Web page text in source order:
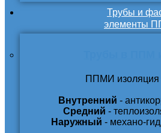
Трубы и
элементы
ППМИ изоляция
Внутренний -
Средний -
Наружный - механо-